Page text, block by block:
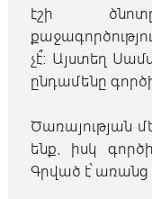
էշի
չէ՞։ Այստեղ
ընդամենը
Ծառայության
ենք, իսկ
Գրված է՝ առանց